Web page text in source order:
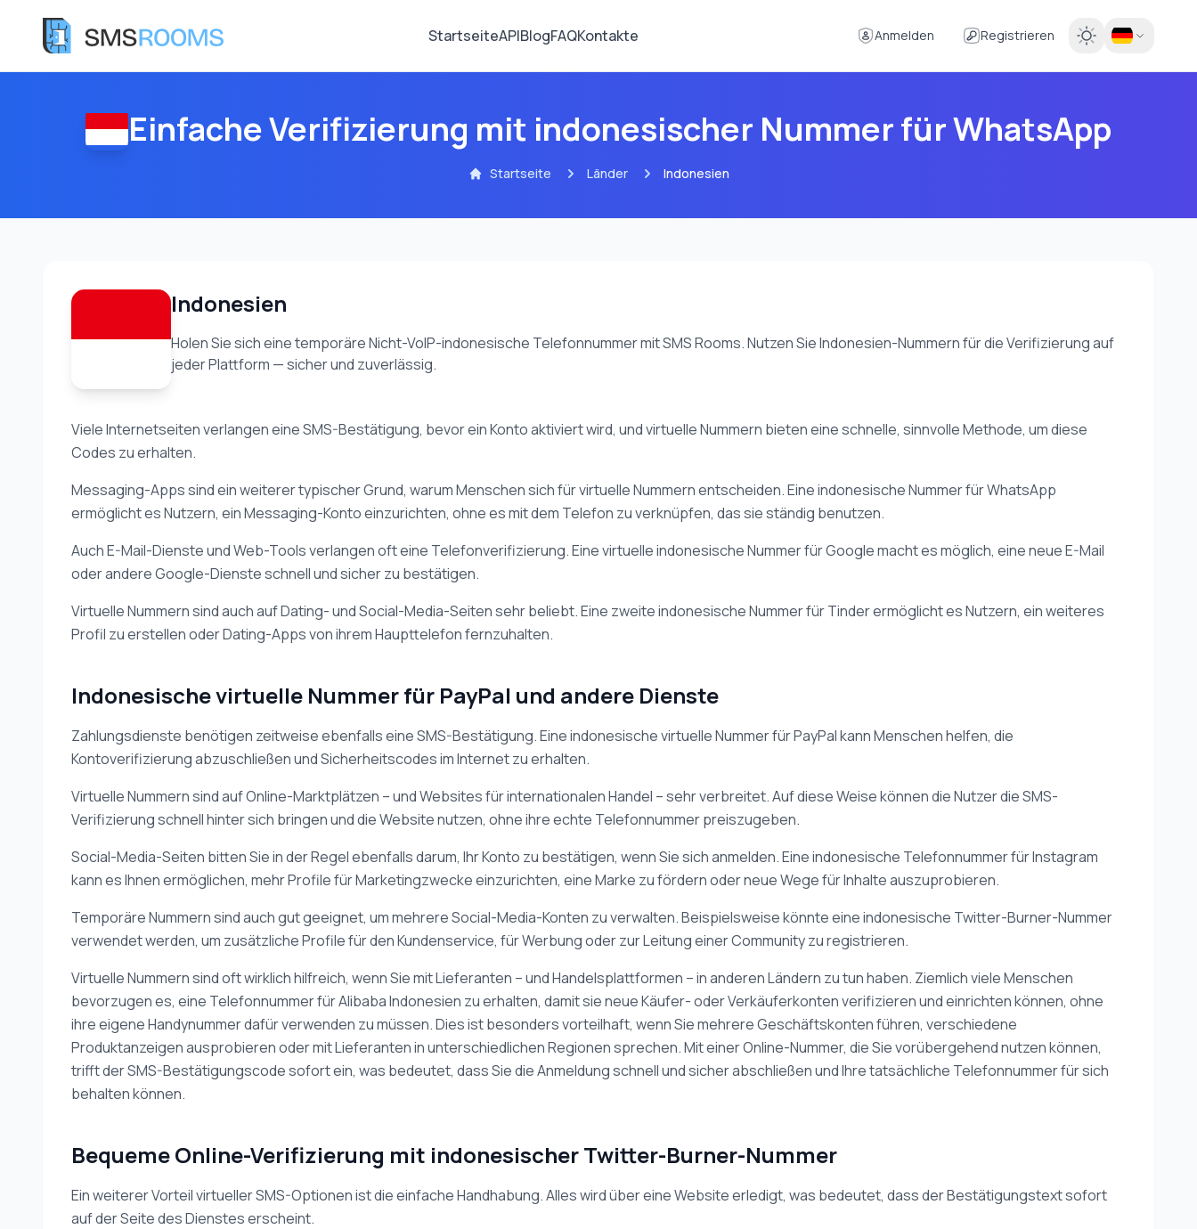
StartseiteAPIBlogFAQKontakte Anmelden Registrieren
Einfache Verifizierung mit indonesischer Nummer für WhatsApp
Startseite Länder Indonesien
Indonesien
Holen Sie sich eine temporäre Nicht-VoIP-indonesische Telefonnummer mit SMS Rooms. Nutzen Sie Indonesien-Nummern für die Verifizierung auf
jeder Plattform — sicher und zuverlässig.
Viele Internetseiten verlangen eine SMS-Bestätigung, bevor ein Konto aktiviert wird, und virtuelle Nummern bieten eine schnelle, sinnvolle Methode, um diese
Codes zu erhalten.
Messaging-Apps sind ein weiterer typischer Grund, warum Menschen sich für virtuelle Nummern entscheiden. Eine indonesische Nummer für WhatsApp
ermöglicht es Nutzern, ein Messaging-Konto einzurichten, ohne es mit dem Telefon zu verknüpfen, das sie ständig benutzen.
Auch E-Mail-Dienste und Web-Tools verlangen oft eine Telefonverifizierung. Eine virtuelle indonesische Nummer für Google macht es möglich, eine neue E-Mail
oder andere Google-Dienste schnell und sicher zu bestätigen.
Virtuelle Nummern sind auch auf Dating- und Social-Media-Seiten sehr beliebt. Eine zweite indonesische Nummer für Tinder ermöglicht es Nutzern, ein weiteres
Profil zu erstellen oder Dating-Apps von ihrem Haupttelefon fernzuhalten.
Indonesische virtuelle Nummer für PayPal und andere Dienste
Zahlungsdienste benötigen zeitweise ebenfalls eine SMS-Bestätigung. Eine indonesische virtuelle Nummer für PayPal kann Menschen helfen, die
Kontoverifizierung abzuschließen und Sicherheitscodes im Internet zu erhalten.
Virtuelle Nummern sind auf Online-Marktplätzen – und Websites für internationalen Handel – sehr verbreitet. Auf diese Weise können die Nutzer die SMS-
Verifizierung schnell hinter sich bringen und die Website nutzen, ohne ihre echte Telefonnummer preiszugeben.
Social-Media-Seiten bitten Sie in der Regel ebenfalls darum, Ihr Konto zu bestätigen, wenn Sie sich anmelden. Eine indonesische Telefonnummer für Instagram
kann es Ihnen ermöglichen, mehr Profile für Marketingzwecke einzurichten, eine Marke zu fördern oder neue Wege für Inhalte auszuprobieren.
Temporäre Nummern sind auch gut geeignet, um mehrere Social-Media-Konten zu verwalten. Beispielsweise könnte eine indonesische Twitter-Burner-Nummer
verwendet werden, um zusätzliche Profile für den Kundenservice, für Werbung oder zur Leitung einer Community zu registrieren.
Virtuelle Nummern sind oft wirklich hilfreich, wenn Sie mit Lieferanten – und Handelsplattformen – in anderen Ländern zu tun haben. Ziemlich viele Menschen
bevorzugen es, eine Telefonnummer für Alibaba Indonesien zu erhalten, damit sie neue Käufer- oder Verkäuferkonten verifizieren und einrichten können, ohne
ihre eigene Handynummer dafür verwenden zu müssen. Dies ist besonders vorteilhaft, wenn Sie mehrere Geschäftskonten führen, verschiedene
Produktanzeigen ausprobieren oder mit Lieferanten in unterschiedlichen Regionen sprechen. Mit einer Online-Nummer, die Sie vorübergehend nutzen können,
trifft der SMS-Bestätigungscode sofort ein, was bedeutet, dass Sie die Anmeldung schnell und sicher abschließen und Ihre tatsächliche Telefonnummer für sich
behalten können.
Bequeme Online-Verifizierung mit indonesischer Twitter-Burner-Nummer
Ein weiterer Vorteil virtueller SMS-Optionen ist die einfache Handhabung. Alles wird über eine Website erledigt, was bedeutet, dass der Bestätigungstext sofort
auf der Seite des Dienstes erscheint.